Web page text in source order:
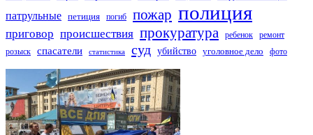
патрульные петиция погиб пожар полиция
приговор происшествия прокуратура ребенок
ремонт
розыск
спасатели статистика суд убийство уголовное дело фото